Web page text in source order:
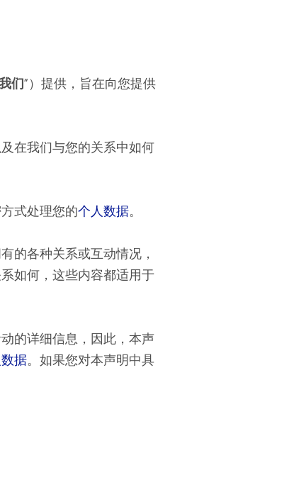
们”）提供，旨在向您提供
在我们与您的关系中如何
式处理您的个人数据。
的各种关系或互动情况，
如何，这些内容都适用于
的详细信息，因此，本声
据。如果您对本声明中具